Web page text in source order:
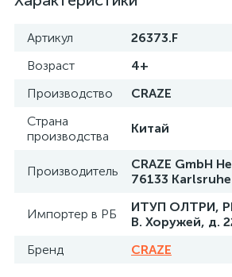
Артикул
26373.F
Возраст
4+
Производство
CRAZE
Страна
производства
Китай
Производитель
CRAZE GmbH
76133
Импортер в РБ
ИТУП ОЛТРИ,
В. Хоружей, д.
Бренд
CRAZE